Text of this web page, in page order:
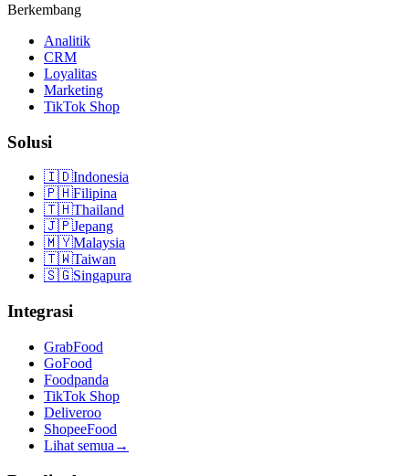
Berkembang
Analitik
CRM
Loyalitas
Marketing
TikTok Shop
Solusi
🇮🇩Indonesia
🇵🇭Filipina
🇹🇭Thailand
🇯🇵Jepang
🇲🇾Malaysia
🇹🇼Taiwan
🇸🇬Singapura
Integrasi
GrabFood
GoFood
Foodpanda
TikTok Shop
Deliveroo
ShopeeFood
Lihat semua →